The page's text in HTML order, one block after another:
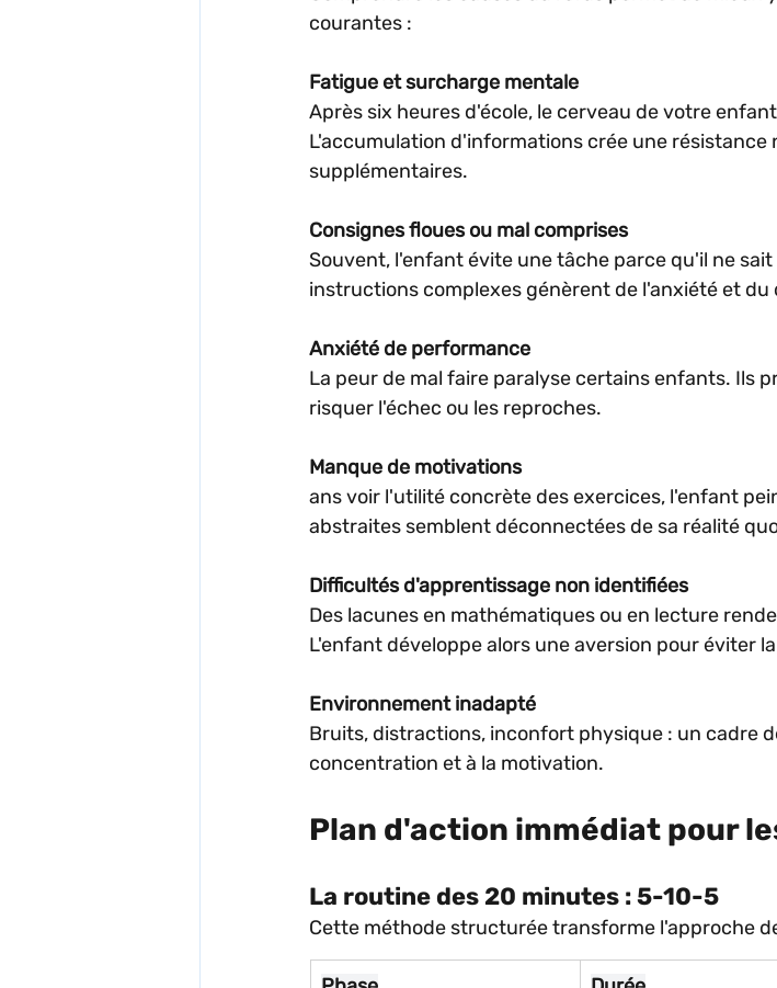
courantes :
Fatigue et surcharge mentale
Après six heures d'école, le cerveau de votre
L'accumulation d'informations crée une résistance
supplémentaires.
Consignes floues ou mal comprises
Souvent, l'enfant évite une tâche parce qu'il ne
instructions complexes génèrent de l'anxiété et du
Anxiété de performance
La peur de mal faire paralyse certains enfants. Ils
risquer l'échec ou les reproches.
Manque de motivations
ans voir l'utilité concrète des exercices, l'enfant
abstraites semblent déconnectées de sa réalité
Difficultés d'apprentissage non identifiées
Des lacunes en mathématiques ou en lecture
L'enfant développe alors une aversion pour éviter
Environnement inadapté
Bruits, distractions, inconfort physique : un cadre
concentration et à la motivation.
Plan d'action immédiat pour
La routine des 20 minutes : 5-10-5
Cette méthode structurée transforme l'approche